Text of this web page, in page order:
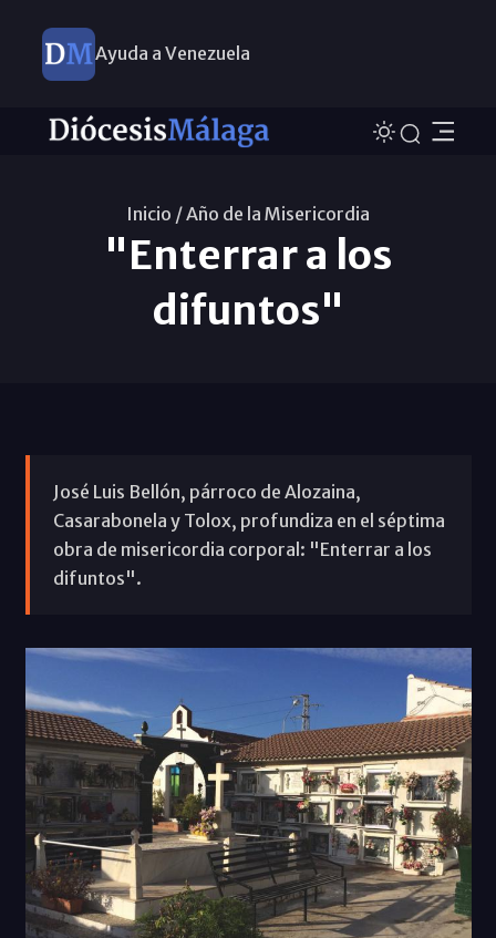
Ayuda a Venezuela
Inicio /Año de la Misericordia
"Enterrar a los
difuntos"
José Luis Bellón, párroco de Alozaina,
Casarabonela y Tolox, profundiza en el séptima
obra de misericordia corporal: "Enterrar a los
difuntos".